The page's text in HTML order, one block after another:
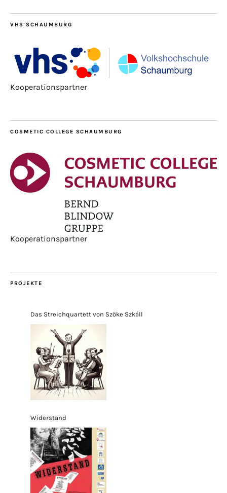
VHS SCHAUMBURG
Kooperationspartner
COSMETIC COLLEGE SCHAUMBURG
Kooperationspartner
PROJEKTE
Das Streichquartett von Szöke Szkáll
Widerstand